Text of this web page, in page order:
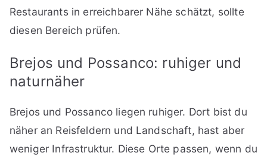
Restaurants in erreichbarer Nähe schätzt, sollte
diesen Bereich prüfen.
Brejos und Possanco: ruhiger und
naturnäher
Brejos und Possanco liegen ruhiger. Dort bist du
näher an Reisfeldern und Landschaft, hast aber
weniger Infrastruktur. Diese Orte passen, wenn du